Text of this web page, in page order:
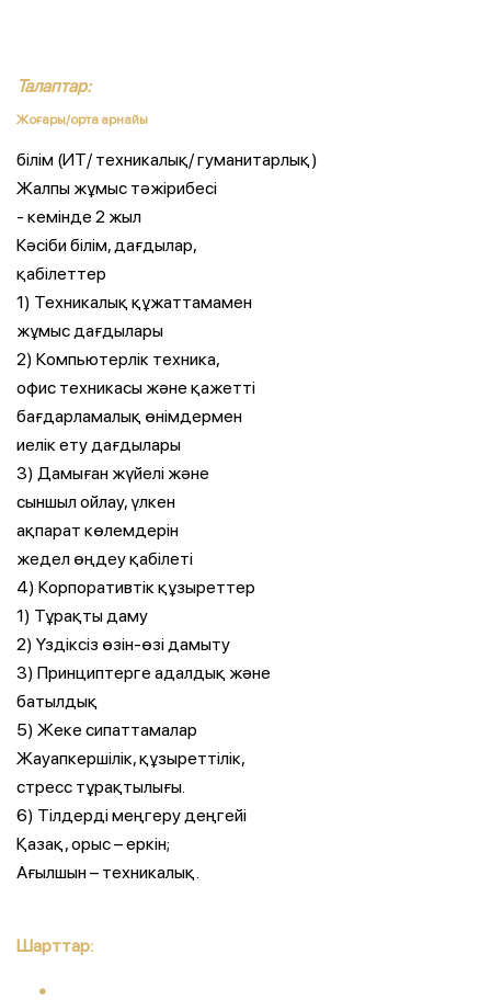
Талаптар:
Жоғары/орта арнайы
білім (ИТ/ техникалық/ гуманитарлық)
Жалпы жұмыс тәжірибесі
- кемінде 2 жыл
Кәсіби білім, дағдылар,
қабілеттер
1) Техникалық құжаттамамен
жұмыс дағдылары
2) Компьютерлік техника,
офис техникасы және қажетті
бағдарламалық өнімдермен
иелік ету дағдылары
3) Дамыған жүйелі және
сыншыл ойлау, үлкен
ақпарат көлемдерін
жедел өңдеу қабілеті
4) Корпоративтік құзыреттер
1) Тұрақты даму
2) Үздіксіз өзін-өзі дамыту
3) Принциптерге адалдық және
батылдық
5) Жеке сипаттамалар
Жауапкершілік, құзыреттілік,
стресс тұрақтылығы.
6) Тілдерді меңгеру деңгейі
Қазақ, орыс – еркін;
Ағылшын – техникалық.
Шарттар: